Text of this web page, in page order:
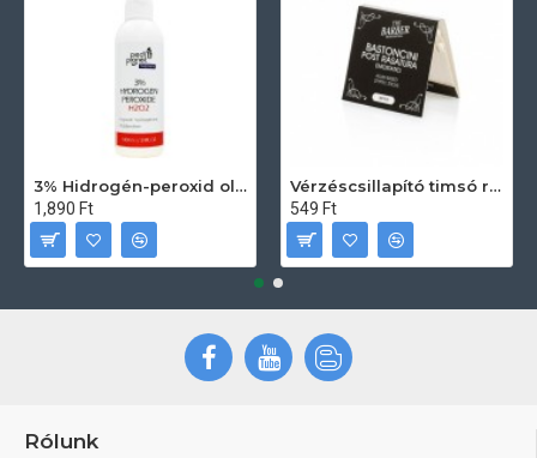
3% Hidrogén-peroxid oldat (sebfertőtlenítő) 100ml
1,890 Ft
Vérzéscsillapító timsó rúd 20db
549 Ft
Rólunk